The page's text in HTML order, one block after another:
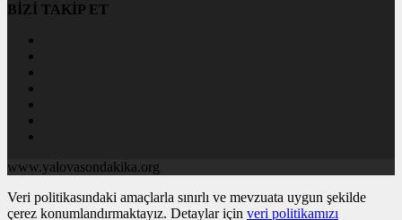
BİZİ TAKİP ET
www.yalovasondakika.org
Veri politikasındaki amaçlarla sınırlı ve mevzuata uygun şekilde
çerez konumlandırmaktayız. Detaylar için veri politikamızı